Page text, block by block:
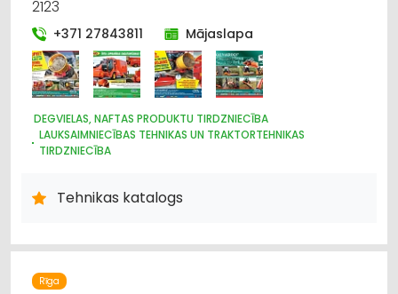
2123
+371 27843811 Mājaslapa
DEGVIELAS, NAFTAS PRODUKTU TIRDZNIECĪBA
LAUKSAIMNIECĪBAS TEHNIKAS UN TRAKTORTEHNIKAS
TIRDZNIECĪBA
LAUKSAIMNIECĪBAS TEHNIKAS UN TRAKTORTEHNIKAS NOMA
LAUKSAIMNIECĪBAS TEHNIKAS UN TRAKTORTEHNIKAS REZERVES
AUTO ĶĪMIJA, AUTO KRĀSAS
Tehnikas katalogs
Rīga